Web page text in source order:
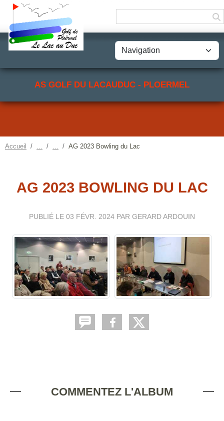
AS GOLF DU LACAUDUC - PLOERMEL
Accueil AG 2023 Bowling du Lac
AG 2023 BOWLING DU LAC
PUBLIÉ LE 03 FÉVR. 2024 PAR GERARD ARDOUIN
COMMENTEZ L'ALBUM
Panneau de gestion des cookies